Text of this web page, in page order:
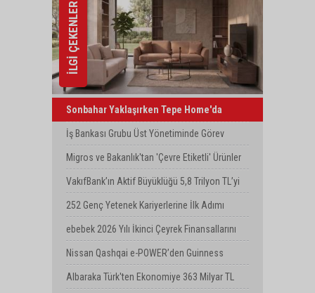
İLGİ ÇEKENLER
Sonbahar Yaklaşırken Tepe Home'da
Yenilenme Dönemi
İş Bankası Grubu Üst Yönetiminde Görev
Değişimi
Migros ve Bakanlık'tan 'Çevre Etiketli' Ürünler
İçin İş Birliği
VakıfBank’ın Aktif Büyüklüğü 5,8 Trilyon TL’yi
Aştı
252 Genç Yetenek Kariyerlerine İlk Adımı
Turkcell’de Attı
ebebek 2026 Yılı İkinci Çeyrek Finansallarını
Açıkladı
Nissan Qashqai e-POWER’den Guinness
Dünya Rekoru: Tek Depoyla 1980 km
Albaraka Türk'ten Ekonomiye 363 Milyar TL